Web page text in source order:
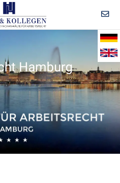
Hamburg